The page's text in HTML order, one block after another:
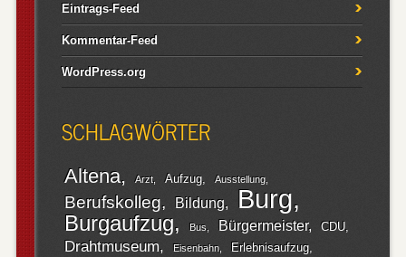
Eintrags-Feed
Kommentar-Feed
WordPress.org
SCHLAGWÖRTER
Altena Arzt Aufzug Ausstellung
Berufskolleg Bildung Burg
Burgaufzug Bus Bürgermeister CDU
Drahtmuseum Eisenbahn
Erlebnisaufzug